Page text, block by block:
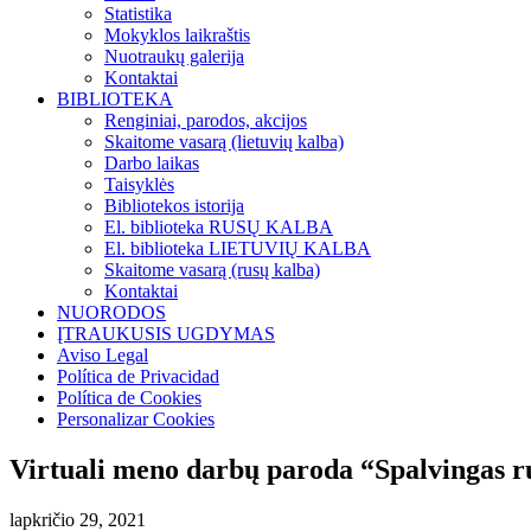
Statistika
Mokyklos laikraštis
Nuotraukų galerija
Kontaktai
BIBLIOTEKA
Renginiai, parodos, akcijos
Skaitome vasarą (lietuvių kalba)
Darbo laikas
Taisyklės
Bibliotekos istorija
El. biblioteka RUSŲ KALBA
El. biblioteka LIETUVIŲ KALBA
Skaitome vasarą (rusų kalba)
Kontaktai
NUORODOS
ĮTRAUKUSIS UGDYMAS
Aviso Legal
Política de Privacidad
Política de Cookies
Personalizar Cookies
Virtuali meno darbų paroda “Spalvingas
lapkričio 29, 2021